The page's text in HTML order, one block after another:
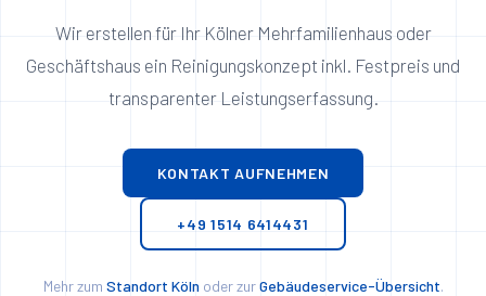
Wir erstellen für Ihr Kölner Mehrfamilienhaus oder
Geschäftshaus ein Reinigungskonzept inkl. Festpreis und
transparenter Leistungserfassung.
KONTAKT AUFNEHMEN
+49 1514 6414431
Mehr zum Standort Köln oder zurGebäudeservice-Übersicht.